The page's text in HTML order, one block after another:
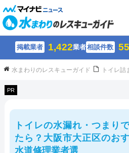
掲載業者 1,422業者相談件数
水まわりのレスキューガイド トイレ
PR
トイレの水漏れ・つまり
たら？大阪市大正区のお
水道修理業者選